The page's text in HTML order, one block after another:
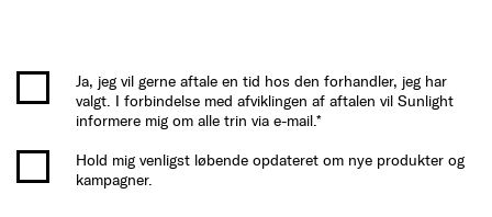
Ja, jeg vil gerne aftale en tid hos den forhandler, jeg har
valgt. I forbindelse med afviklingen af aftalen vil Sunlight
informere mig om alle trin via e-mail.*
Hold mig venligst løbende opdateret om nye produkter og
kampagner.